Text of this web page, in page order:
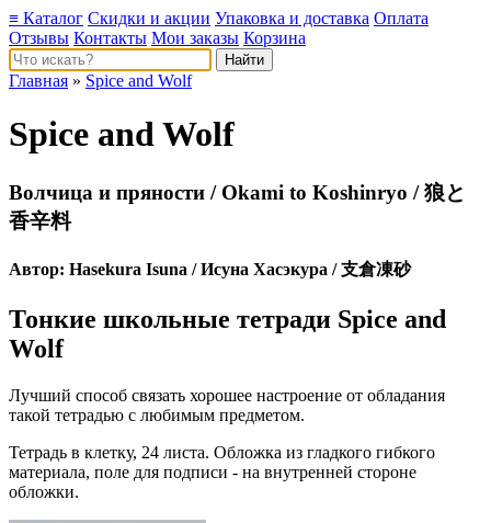
≡ Каталог Скидки и акции Упаковка и доставка Оплата
Отзывы Контакты Мои заказы Корзина
Главная » Spice and Wolf
Spice and Wolf
Волчица и пряности / Okami to Koshinryo / 狼と
香辛料
Автор: Hasekura Isuna / Исуна Хасэкура / 支倉凍砂
Тонкие школьные тетради Spice and
Wolf
Лучший способ связать хорошее настроение от обладания
такой тетрадью c любимым предметом.
Тетрадь в клетку, 24 листа. Обложка из гладкого гибкого
материала, поле для подписи - на внутренней стороне
обложки.